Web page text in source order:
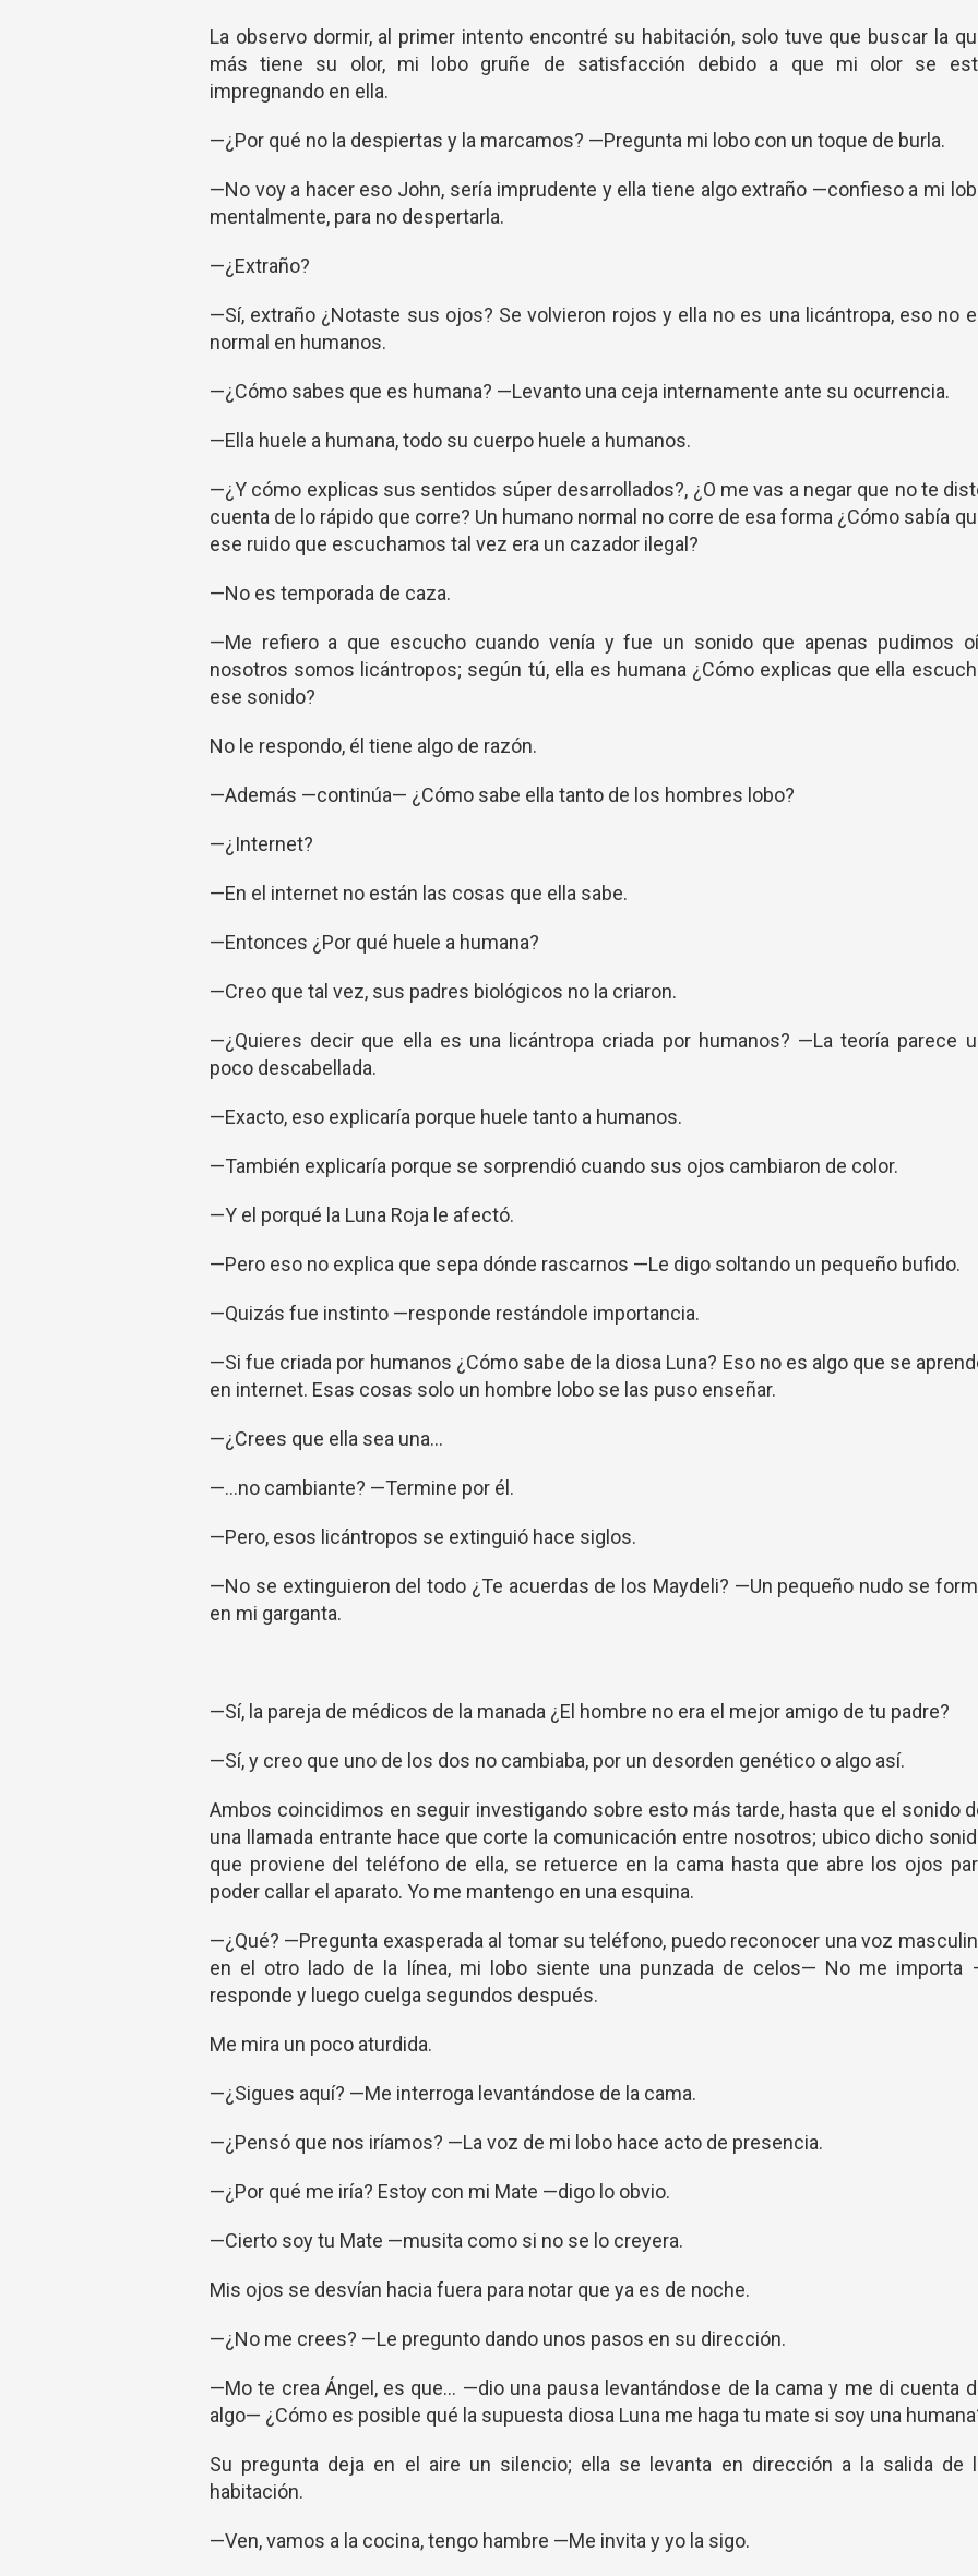
La observo dormir, al primer intento encontré su habitación, solo tuve que buscar la
más tiene su olor, mi lobo gruñe de satisfacción debido a que mi olor se
impregnando en ella.
—¿Por qué no la despiertas y la marcamos? —Pregunta mi lobo con un toque de burla.
—No voy a hacer eso John, sería imprudente y ella tiene algo extraño —confieso a mi
mentalmente, para no despertarla.
—¿Extraño?
—Sí, extraño ¿Notaste sus ojos? Se volvieron rojos y ella no es una licántropa, eso no
normal en humanos.
—¿Cómo sabes que es humana? —Levanto una ceja internamente ante su ocurrencia.
—Ella huele a humana, todo su cuerpo huele a humanos.
—¿Y cómo explicas sus sentidos súper desarrollados?, ¿O me vas a negar que no te
cuenta de lo rápido que corre? Un humano normal no corre de esa forma ¿Cómo sabía
ese ruido que escuchamos tal vez era un cazador ilegal?
—No es temporada de caza.
—Me refiero a que escucho cuando venía y fue un sonido que apenas pudimos
nosotros somos licántropos; según tú, ella es humana ¿Cómo explicas que ella
ese sonido?
No le respondo, él tiene algo de razón.
—Además —continúa— ¿Cómo sabe ella tanto de los hombres lobo?
—¿Internet?
—En el internet no están las cosas que ella sabe.
—Entonces ¿Por qué huele a humana?
—Creo que tal vez, sus padres biológicos no la criaron.
—¿Quieres decir que ella es una licántropa criada por humanos? —La teoría parece
poco descabellada.
—Exacto, eso explicaría porque huele tanto a humanos.
—También explicaría porque se sorprendió cuando sus ojos cambiaron de color.
—Y el porqué la Luna Roja le afectó.
—Pero eso no explica que sepa dónde rascarnos —Le digo soltando un pequeño bufido.
—Quizás fue instinto —responde restándole importancia.
—Si fue criada por humanos ¿Cómo sabe de la diosa Luna? Eso no es algo que se
en internet. Esas cosas solo un hombre lobo se las puso enseñar.
—¿Crees que ella sea una…
—…no cambiante? —Termine por él.
—Pero, esos licántropos se extinguió hace siglos.
—No se extinguieron del todo ¿Te acuerdas de los Maydeli? —Un pequeño nudo se
en mi garganta.
—Sí, la pareja de médicos de la manada ¿El hombre no era el mejor amigo de tu padre?
—Sí, y creo que uno de los dos no cambiaba, por un desorden genético o algo así.
Ambos coincidimos en seguir investigando sobre esto más tarde, hasta que el sonido
una llamada entrante hace que corte la comunicación entre nosotros; ubico dicho
que proviene del teléfono de ella, se retuerce en la cama hasta que abre los ojos
poder callar el aparato. Yo me mantengo en una esquina.
—¿Qué? —Pregunta exasperada al tomar su teléfono, puedo reconocer una voz
en el otro lado de la línea, mi lobo siente una punzada de celos— No me importa
responde y luego cuelga segundos después.
Me mira un poco aturdida.
—¿Sigues aquí? —Me interroga levantándose de la cama.
—¿Pensó que nos iríamos? —La voz de mi lobo hace acto de presencia.
—¿Por qué me iría? Estoy con mi Mate —digo lo obvio.
—Cierto soy tu Mate —musita como si no se lo creyera.
Mis ojos se desvían hacia fuera para notar que ya es de noche.
—¿No me crees? —Le pregunto dando unos pasos en su dirección.
—Mo te crea Ángel, es que… —dio una pausa levantándose de la cama y me di cuenta
algo— ¿Cómo es posible qué la supuesta diosa Luna me haga tu mate si soy una
Su pregunta deja en el aire un silencio; ella se levanta en dirección a la salida de
habitación.
—Ven, vamos a la cocina, tengo hambre —Me invita y yo la sigo.